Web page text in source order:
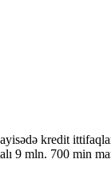
kredit
9 mln. 700 min